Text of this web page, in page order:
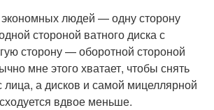
людей — одну сторону
стороной ватного диска с
сторону — оборотной стороной
мне этого хватает, чтобы снять
а дисков и самой мицеллярной
вдвое меньше.